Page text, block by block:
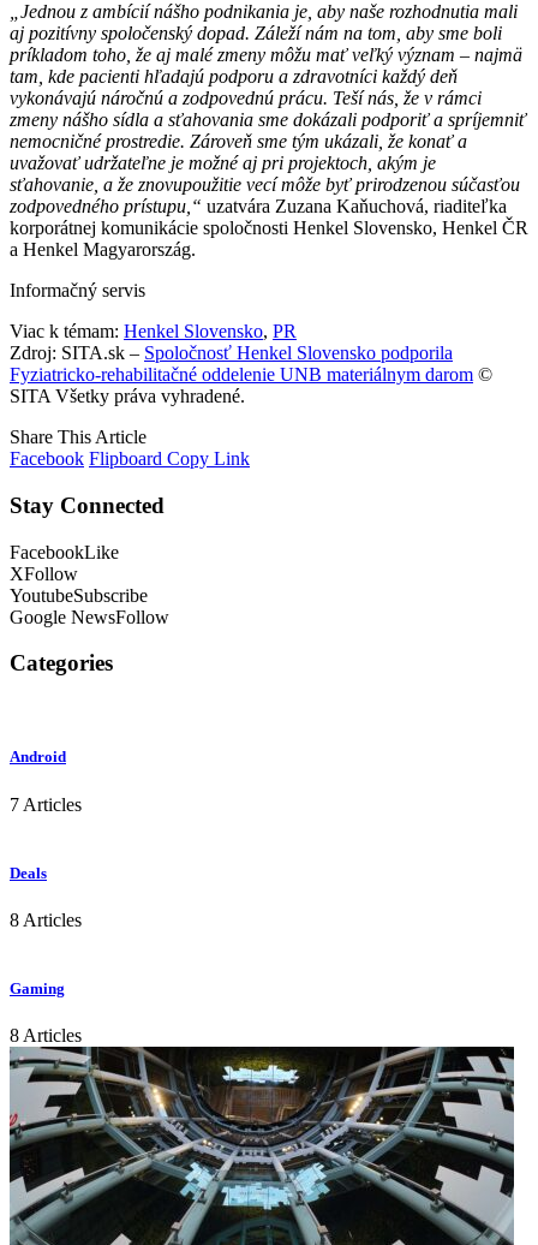
„Jednou z ambícií nášho podnikania je, aby naše rozhodnutia mali
aj pozitívny spoločenský dopad. Záleží nám na tom, aby sme boli
príkladom toho, že aj malé zmeny môžu mať veľký význam – najmä
tam, kde pacienti hľadajú podporu a zdravotníci každý deň
vykonávajú náročnú a zodpovednú prácu. Teší nás, že v rámci
zmeny nášho sídla a sťahovania sme dokázali podporiť a spríjemniť
nemocničné prostredie. Zároveň sme tým ukázali, že konať a
uvažovať udržateľne je možné aj pri projektoch, akým je
sťahovanie, a že znovupoužitie vecí môže byť prirodzenou súčasťou
zodpovedného prístupu,“ uzatvára Zuzana Kaňuchová, riaditeľka
korporátnej komunikácie spoločnosti Henkel Slovensko, Henkel ČR
a Henkel Magyarország.
Informačný servis
Viac k témam: Henkel Slovensko, PR
Zdroj: SITA.sk – Spoločnosť Henkel Slovensko podporila
Fyziatricko-rehabilitačné oddelenie UNB materiálnym darom ©
SITA Všetky práva vyhradené.
Share This Article
Facebook Flipboard Copy Link
Stay Connected
FacebookLike
XFollow
YoutubeSubscribe
Google NewsFollow
Categories
Android
7 Articles
Deals
8 Articles
Gaming
8 Articles